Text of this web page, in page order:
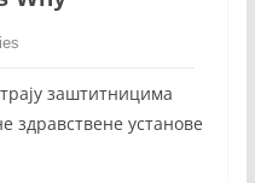
заштитницима
здравствене установе